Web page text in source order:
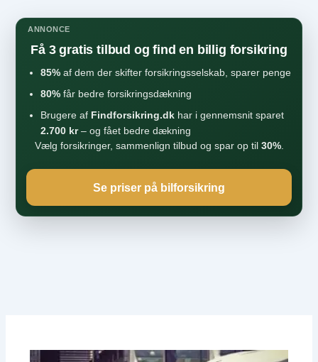
ANNONCE
Få 3 gratis tilbud og find en billig forsikring
85% af dem der skifter forsikringsselskab, sparer penge
80% får bedre forsikringsdækning
Brugere af Findforsikring.dk har i gennemsnit sparet
2.700 kr– og fået bedre dækning
Vælg forsikringer, sammenlign tilbud og spar op til 30%.
Se priser på bilforsikring